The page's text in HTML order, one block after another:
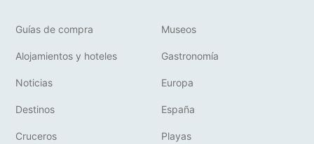
Guías de compra Museos
Alojamientos y hoteles Gastronomía
Noticias Europa
Destinos España
Cruceros Playas